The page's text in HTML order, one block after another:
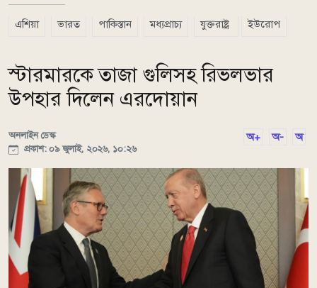
এশিয়া ভারত পাকিস্তান মধ্যপ্রাচ্য যুক্তরাষ্ট্র ইউরোপ
স্টারমারকে তাজা গুলিসহ রিভলভার
উপহার দিলেন এরদোয়ান
অনলাইন ডেস্ক
প্রকাশ: ০৯ জুলাই, ২০২৬, ১০:২৬
অ+ অ- অ